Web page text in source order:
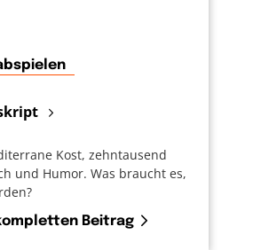
Kost, zehntausend
und Humor. Was braucht es,
Beitrag